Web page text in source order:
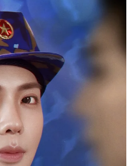
Tin 24h
Tin 360
Magazine